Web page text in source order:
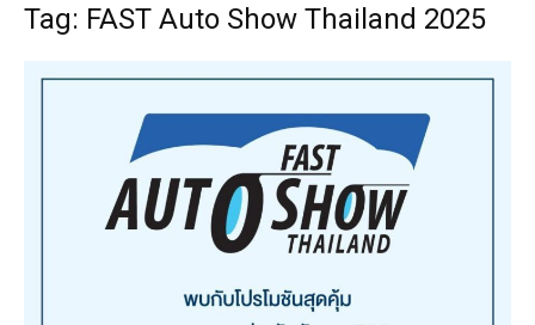
Tag: FAST Auto Show Thailand 2025